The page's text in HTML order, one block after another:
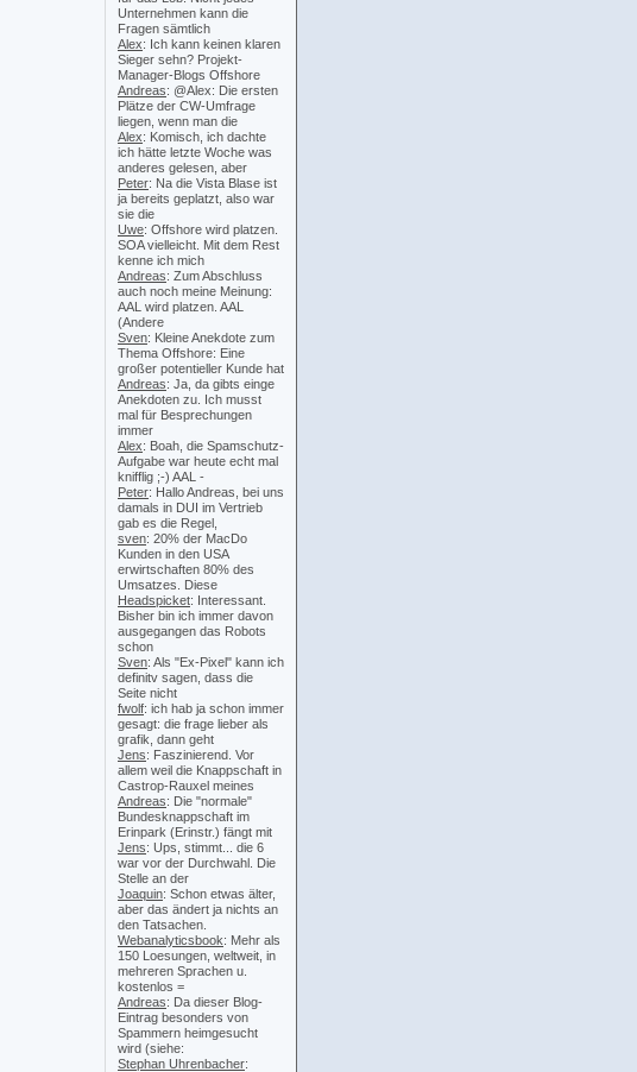
Unternehmen kann die
Fragen sämtlich
Alex: Ich kann keinen klaren
Sieger sehn? Projekt-
Manager-Blogs Offshore
Andreas: @Alex: Die ersten
Plätze der CW-Umfrage
liegen, wenn man die
Alex: Komisch, ich dachte
ich hätte letzte Woche was
anderes gelesen, aber
Peter: Na die Vista Blase ist
ja bereits geplatzt, also war
sie die
Uwe: Offshore wird platzen.
SOA vielleicht. Mit dem Rest
kenne ich mich
Andreas: Zum Abschluss
auch noch meine Meinung:
AAL wird platzen. AAL
(Andere
Sven: Kleine Anekdote zum
Thema Offshore: Eine
großer potentieller Kunde hat
Andreas: Ja, da gibts einge
Anekdoten zu. Ich musst
mal für Besprechungen
immer
Alex: Boah, die Spamschutz-
Aufgabe war heute echt mal
knifflig ;-) AAL -
Peter: Hallo Andreas, bei uns
damals in DUI im Vertrieb
gab es die Regel,
sven: 20% der MacDo
Kunden in den USA
erwirtschaften 80% des
Umsatzes. Diese
Headspicket: Interessant.
Bisher bin ich immer davon
ausgegangen das Robots
schon
Sven: Als "Ex-Pixel" kann ich
definitv sagen, dass die
Seite nicht
fwolf: ich hab ja schon immer
gesagt: die frage lieber als
grafik, dann geht
Jens: Faszinierend. Vor
allem weil die Knappschaft in
Castrop-Rauxel meines
Andreas: Die "normale"
Bundesknappschaft im
Erinpark (Erinstr.) fängt mit
Jens: Ups, stimmt... die 6
war vor der Durchwahl. Die
Stelle an der
Joaquin: Schon etwas älter,
aber das ändert ja nichts an
den Tatsachen.
Webanalyticsbook: Mehr als
150 Loesungen, weltweit, in
mehreren Sprachen u.
kostenlos =
Andreas: Da dieser Blog-
Eintrag besonders von
Spammern heimgesucht
wird (siehe:
Stephan Uhrenbacher: